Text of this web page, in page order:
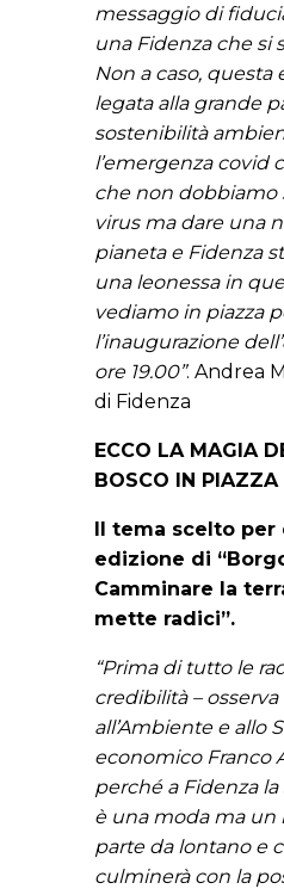
messaggio di
una Fidenza che si
Non a caso, questa
legata alla grande
sostenibilità
l’emergenza covid
che non dobbiamo
virus ma dare una
pianeta e Fidenza
una leonessa in
vediamo in piazza
l’inaugurazione
ore 19.00”. Andrea
di Fidenza
ECCO LA MAGIA
BOSCO IN PIAZZA
Il tema scelto per
edizione di
Camminare la
mette radici”.
“Prima di tutto le
credibilità – osserva
all’Ambiente e allo
economico Franco
perché a Fidenza
è una moda ma
parte da lontano e
culminerà con la